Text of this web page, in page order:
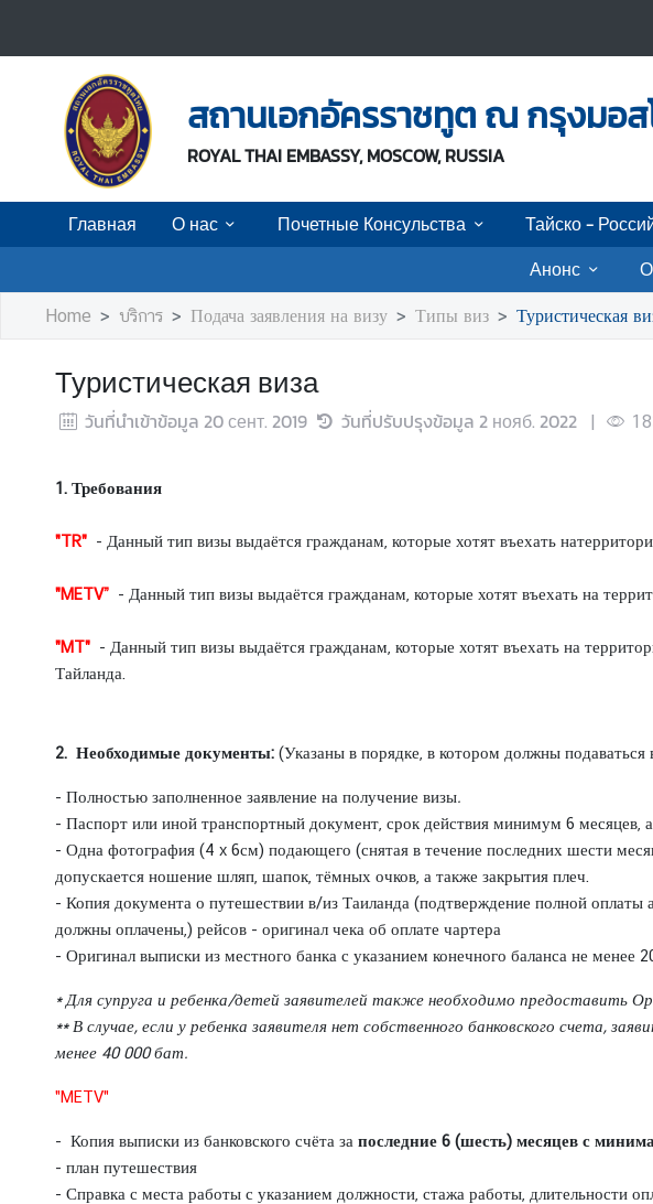
สถานเอกอัครราชทูต ณ กรุงมอส
ROYAL THAI EMBASSY, MOSCOW, RUSSIA
Главная О нас Почетные Консульства Тайско -
Анонс
а
н
а
П
ч
т
ы
К
о
у
ь
с
т
в
а
а
й
с
о
Home บริการ Подача заявления на визу Типы виз Туристическая
Туристическая виза
วันที่นำเข้าข้อมูล 20 сент. 2019 วันที่ปรับปรุงข้อมูล 2 нояб. 2022 |
1. Требования
"TR" - Данный тип визы выдаётся гражданам, которые хотят въехать
"METV” - Данный тип визы выдаётся гражданам, которые хотят въехать на
"MT" - Данный тип визы выдаётся гражданам, которые хотят въехать на
Тайланда.
2. Необходимые документы: (Указаны в порядке, в котором должны подаваться
- Полностью заполненное заявление на получение визы.
- Паспорт или иной транспортный документ, срок действия минимум 6 месяцев, а
- Одна фотография (4 x 6см) подающего (снятая в течение последних шести
допускается ношение шляп, шапок, тёмных очков, а также закрытия плеч.
- Копия документа о путешествии в/из Таиланда (подтверждение полной
должны оплачены,) рейсов - оригинал чека об оплате чартера
- Оригинал выписки из местного банка с указанием конечного баланса не
* Для супруга и ребенка/детей заявителей также необходимо предоставить
** В случае, если у ребенка заявителя нет собственного банковского счета,
менее 40 000 бат.
"METV"
- Копия выписки из банковского счёта за последние 6 (шесть) месяцев с
- план путешествия
- Справка с места работы с указанием должности, стажа работы, длительности